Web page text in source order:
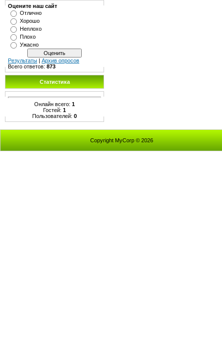
Оцените наш сайт
Отлично
Хорошо
Неплохо
Плохо
Ужасно
Результаты | Архив опросов
Всего ответов: 873
Статистика
Онлайн всего: 1
Гостей: 1
Пользователей: 0
Copyright MyCorp © 2026